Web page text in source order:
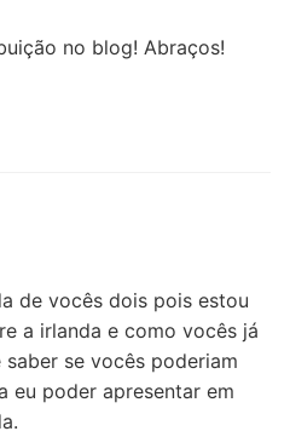
no blog! Abraços!
de vocês dois pois estou
a irlanda e como vocês já
se vocês poderiam
eu poder apresentar em